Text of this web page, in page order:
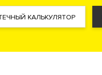
территория
КАЛЬКУЛЯТОР